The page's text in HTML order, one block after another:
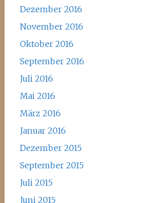
Dezember 2016
November 2016
Oktober 2016
September 2016
Juli 2016
Mai 2016
März 2016
Januar 2016
Dezember 2015
September 2015
Juli 2015
Juni 2015